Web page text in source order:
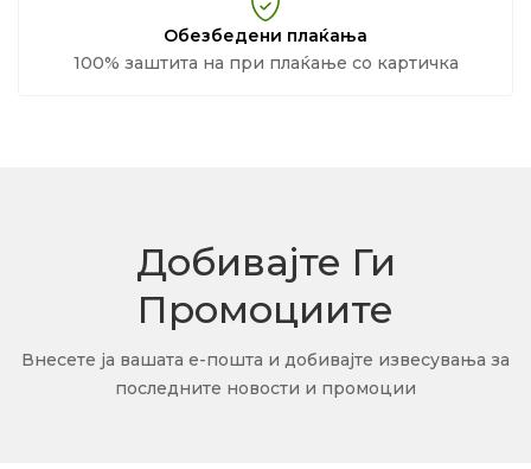
Обезбедени плаќања
100% заштита на при плаќање со картичка
Добивајте Ги
Промоциите
Внесете ја вашата е-пошта и добивајте извесувања за
последните новости и промоции